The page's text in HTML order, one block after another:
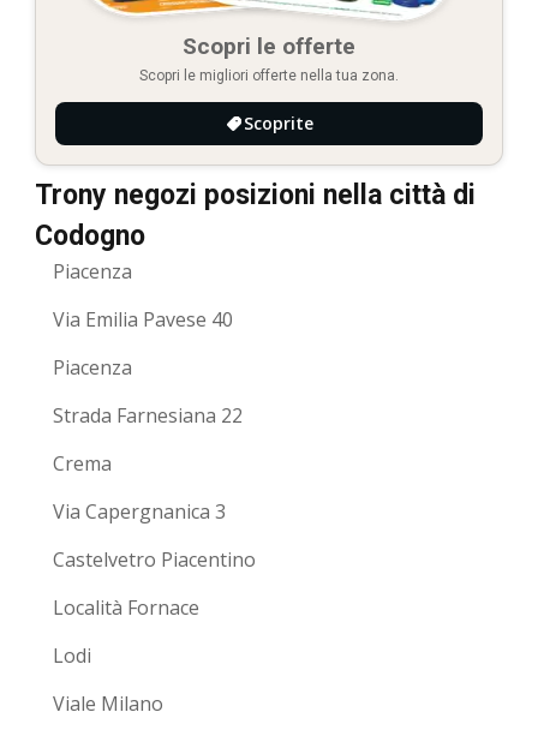
Scopri le offerte
Scopri le migliori offerte nella tua zona.
Scoprite
Trony negozi posizioni nella città di
Codogno
Piacenza
Via Emilia Pavese 40
Piacenza
Strada Farnesiana 22
Crema
Via Capergnanica 3
Castelvetro Piacentino
Località Fornace
Lodi
Viale Milano